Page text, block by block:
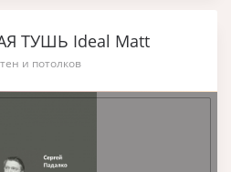
ТУШЬ Ideal Matt
и потолков